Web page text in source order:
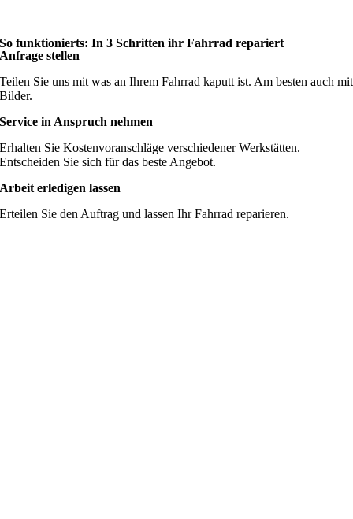
So funktionierts: In 3 Schritten ihr Fahrrad repariert
Anfrage stellen
Teilen Sie uns mit was an Ihrem Fahrrad kaputt ist. Am besten auch mit
Bilder.
Service in Anspruch nehmen
Erhalten Sie Kostenvoranschläge verschiedener Werkstätten.
Entscheiden Sie sich für das beste Angebot.
Arbeit erledigen lassen
Erteilen Sie den Auftrag und lassen Ihr Fahrrad reparieren.